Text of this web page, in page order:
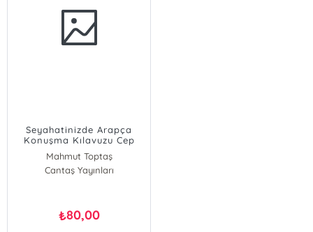
Seyahatinizde Arapça
Konuşma Kılavuzu Cep
Mahmut Toptaş
Cantaş Yayınları
₺80,00